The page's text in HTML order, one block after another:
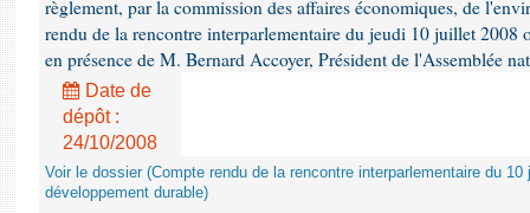
Baromètre de l’application des lois
Dossiers législatifs
Budget et sécurité sociale
Questions écrites et orales
règlement, par la commission des affaires économiques, de
rendu de la rencontre interparlementaire du jeudi 10 juillet 2008
en présence de M. Bernard Accoyer, Président de l'Assemblée
Date de
dépôt :
24/10/2008
Voir le dossier (Compte rendu de la rencontre interparlementaire du
développement durable)